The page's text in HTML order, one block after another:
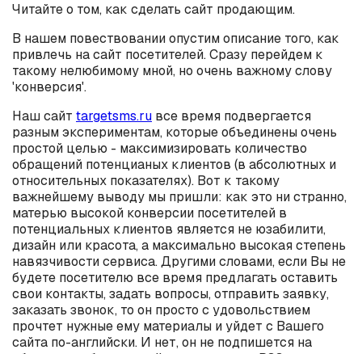
Читайте о том, как сделать сайт продающим.
В нашем повествовании опустим описание того, как
привлечь на сайт посетителей. Сразу перейдем к
такому нелюбимому мной, но очень важному слову
'конверсия'.
Наш сайт targetsms.ru все время подвергается
разным экспериментам, которые объединены очень
простой целью - максимизировать количество
обращений потенцианых клиентов (в абсолютных и
относительных показателях). Вот к такому
важнейшему выводу мы пришли: как это ни странно,
матерью высокой конверсии посетителей в
потенциальных клиентов является не юзабилити,
дизайн или красота, а максимально высокая степень
навязчивости сервиса. Другими словами, если Вы не
будете посетителю все время предлагать оставить
свои контакты, задать вопросы, отправить заявку,
заказать звонок, то он просто с удовольствием
прочтет нужные ему материалы и уйдет с Вашего
сайта по-английски. И нет, он не подпишется на